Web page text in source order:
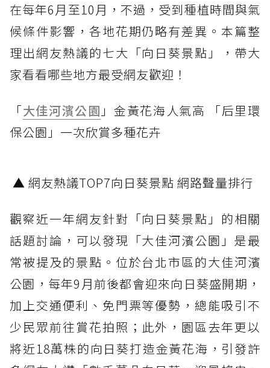
在每年6月至10月，不過，受到種植時間與氣
候條件影響，各地花期仍略有差異。本篇整
理出網友熱議的七大「向日葵景點」，帶大
家看看哪些地方最受網友歡迎！
「大佳河濱公園 」金黃花海人氣高 「后里環
保公園」一次欣賞多種花卉
▲ 網友熱議TOP7向日葵景點 網路聲量排行
觀察近一年網友針對「向日葵景點」的相關
話題討論，可以發現「大佳河濱公園」是最
常被提及的景點。位於台北市區的大佳河濱
公園，每年9月前後都會迎來向日葵盛開期，
加上交通便利、免門票等優勢，總能吸引不
少民眾前往賞花拍照；此外，園區去年更以
將近18萬株的向日葵打造金黃花海，引發許